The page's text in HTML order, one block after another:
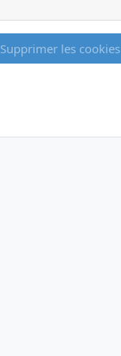
Supprimer les cookies